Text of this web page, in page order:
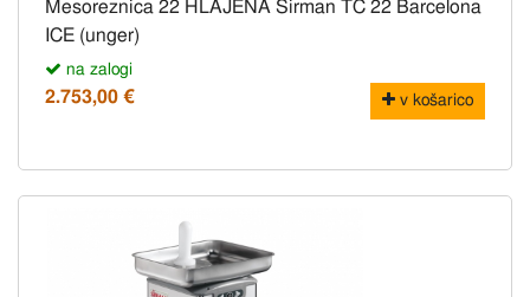
Mesoreznica 22 HLAJENA Sirman TC 22 Barcelona
ICE (unger)
na zalogi
2.753,00 € v košarico